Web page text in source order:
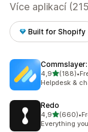
Více aplikací
Built for Shopify
4,9z 5 hvězd
(188)
Celkový počet
•
Helpdesk &
Redo
4,9z 5 hvězd
(660)
Celkový •
Everything